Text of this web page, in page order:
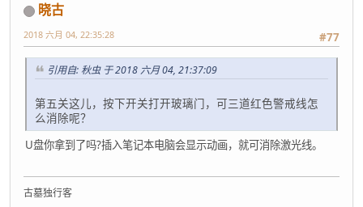
晓古
#77
2018 六月 04, 22:35:28
引用自: 秋虫 于 2018 六月 04, 21:37:09
第五关这儿，按下开关打开玻璃门，可三道红色警戒线怎
么消除呢？
U盘你拿到了吗?插入笔记本电脑会显示动画，就可消除激光线。
古墓独行客